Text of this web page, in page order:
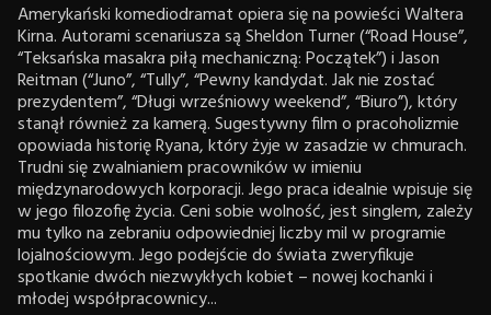
Amerykański komediodramat opiera się na powieści Waltera
Kirna. Autorami scenariusza są Sheldon Turner (“Road House”,
“Teksańska masakra piłą mechaniczną: Początek”) i Jason
Reitman (“Juno”, “Tully”, “Pewny kandydat. Jak nie zostać
prezydentem”, “Długi wrześniowy weekend”, “Biuro”), który
stanął również za kamerą. Sugestywny film o pracoholizmie
opowiada historię Ryana, który żyje w zasadzie w chmurach.
Trudni się zwalnianiem pracowników w imieniu
międzynarodowych korporacji. Jego praca idealnie wpisuje się
w jego filozofię życia. Ceni sobie wolność, jest singlem, zależy
mu tylko na zebraniu odpowiedniej liczby mil w programie
lojalnościowym. Jego podejście do świata zweryfikuje
spotkanie dwóch niezwykłych kobiet – nowej kochanki i
młodej współpracownicy...